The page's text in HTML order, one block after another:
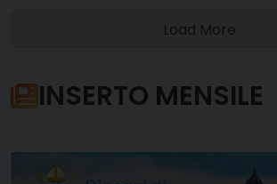
Load More
INSERTO MENSILE